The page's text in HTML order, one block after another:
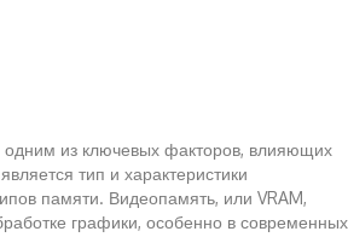
из ключевых факторов, влияющих
тип и характеристики
памяти. Видеопамять, или VRAM,
графики, особенно в современных